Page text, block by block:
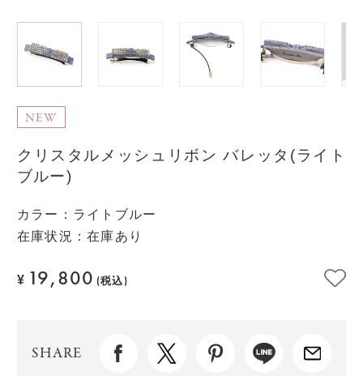
NEW
クリスタルメッシュリボン バレッタ(ライト
ブルー)
カラー ： ライトブルー
在庫状況：在庫あり
¥ 19,800 (税込)
SHARE